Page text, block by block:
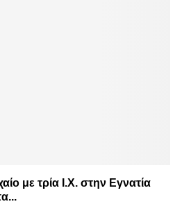
με τρία Ι.Χ. στην Εγνατία